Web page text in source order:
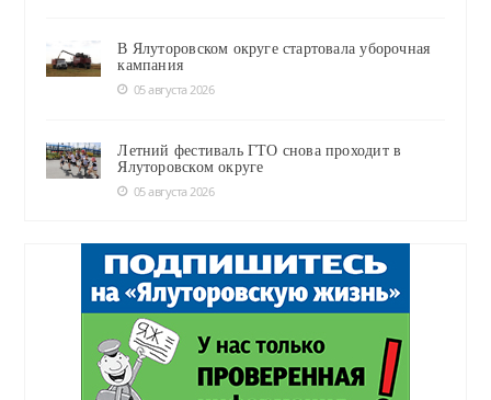
В Ялуторовском округе стартовала уборочная
кампания
05 августа 2026
Летний фестиваль ГТО снова проходит в
Ялуторовском округе
05 августа 2026